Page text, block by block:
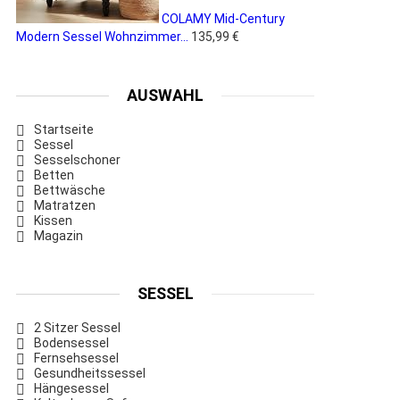
COLAMY Mid-Century
Modern Sessel Wohnzimmer...
135,99 €
AUSWAHL
Startseite
Sessel
Sesselschoner
Betten
Bettwäsche
Matratzen
Kissen
Magazin
SESSEL
2 Sitzer Sessel
Bodensessel
Fernsehsessel
Gesundheitssessel
Hängesessel